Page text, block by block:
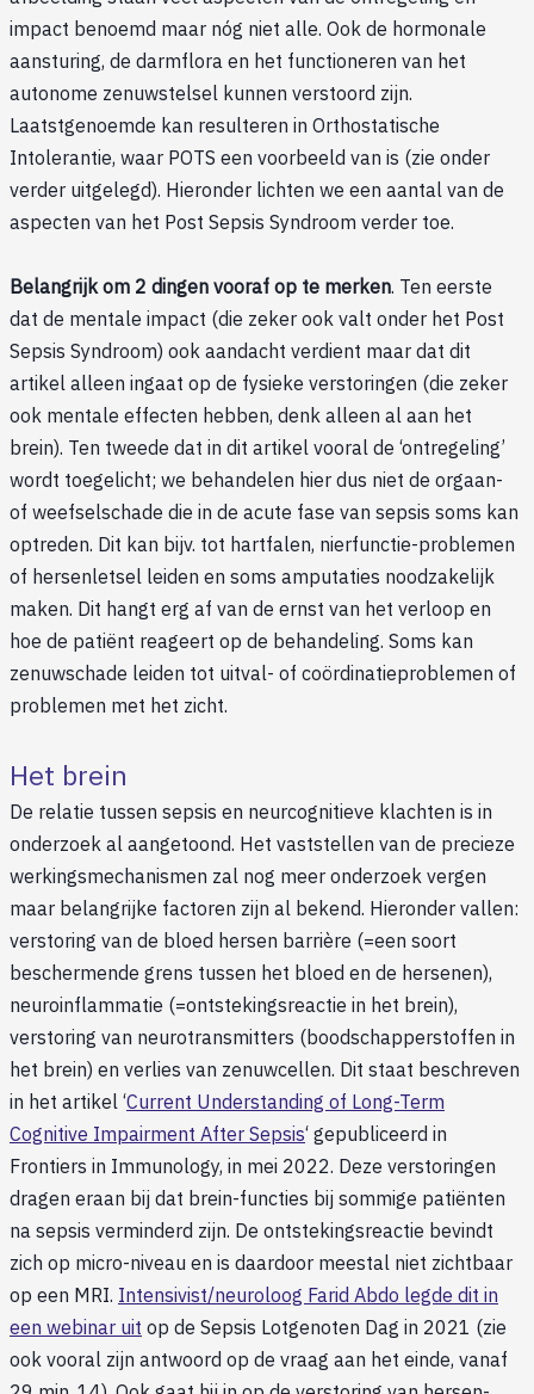
impact benoemd maar nóg niet alle. Ook de hormonale
aansturing, de darmflora en het functioneren van het
autonome zenuwstelsel kunnen verstoord zijn.
Laatstgenoemde kan resulteren in Orthostatische
Intolerantie, waar POTS een voorbeeld van is (zie onder
verder uitgelegd). Hieronder lichten we een aantal van de
aspecten van het Post Sepsis Syndroom verder toe.
Belangrijk om 2 dingen vooraf op te merken. Ten eerste
dat de mentale impact (die zeker ook valt onder het Post
Sepsis Syndroom) ook aandacht verdient maar dat dit
artikel alleen ingaat op de fysieke verstoringen (die zeker
ook mentale effecten hebben, denk alleen al aan het
brein). Ten tweede dat in dit artikel vooral de ‘ontregeling’
wordt toegelicht; we behandelen hier dus niet de orgaan-
of weefselschade die in de acute fase van sepsis soms kan
optreden. Dit kan bijv. tot hartfalen, nierfunctie-problemen
of hersenletsel leiden en soms amputaties noodzakelijk
maken. Dit hangt erg af van de ernst van het verloop en
hoe de patiënt reageert op de behandeling. Soms kan
zenuwschade leiden tot uitval- of coördinatieproblemen of
problemen met het zicht.
Het brein
De relatie tussen sepsis en neurcognitieve klachten is in
onderzoek al aangetoond. Het vaststellen van de precieze
werkingsmechanismen zal nog meer onderzoek vergen
maar belangrijke factoren zijn al bekend. Hieronder vallen:
verstoring van de bloed hersen barrière (=een soort
beschermende grens tussen het bloed en de hersenen),
neuroinflammatie (=ontstekingsreactie in het brein),
verstoring van neurotransmitters (boodschapperstoffen in
het brein) en verlies van zenuwcellen. Dit staat beschreven
in het artikel ‘Current Understanding of Long-Term
Cognitive Impairment After Sepsis‘ gepubliceerd in
Frontiers in Immunology, in mei 2022. Deze verstoringen
dragen eraan bij dat brein-functies bij sommige patiënten
na sepsis verminderd zijn. De ontstekingsreactie bevindt
zich op micro-niveau en is daardoor meestal niet zichtbaar
op een MRI. Intensivist/neuroloog Farid Abdo legde dit in
een webinar uit op de Sepsis Lotgenoten Dag in 2021 (zie
ook vooral zijn antwoord op de vraag aan het einde, vanaf